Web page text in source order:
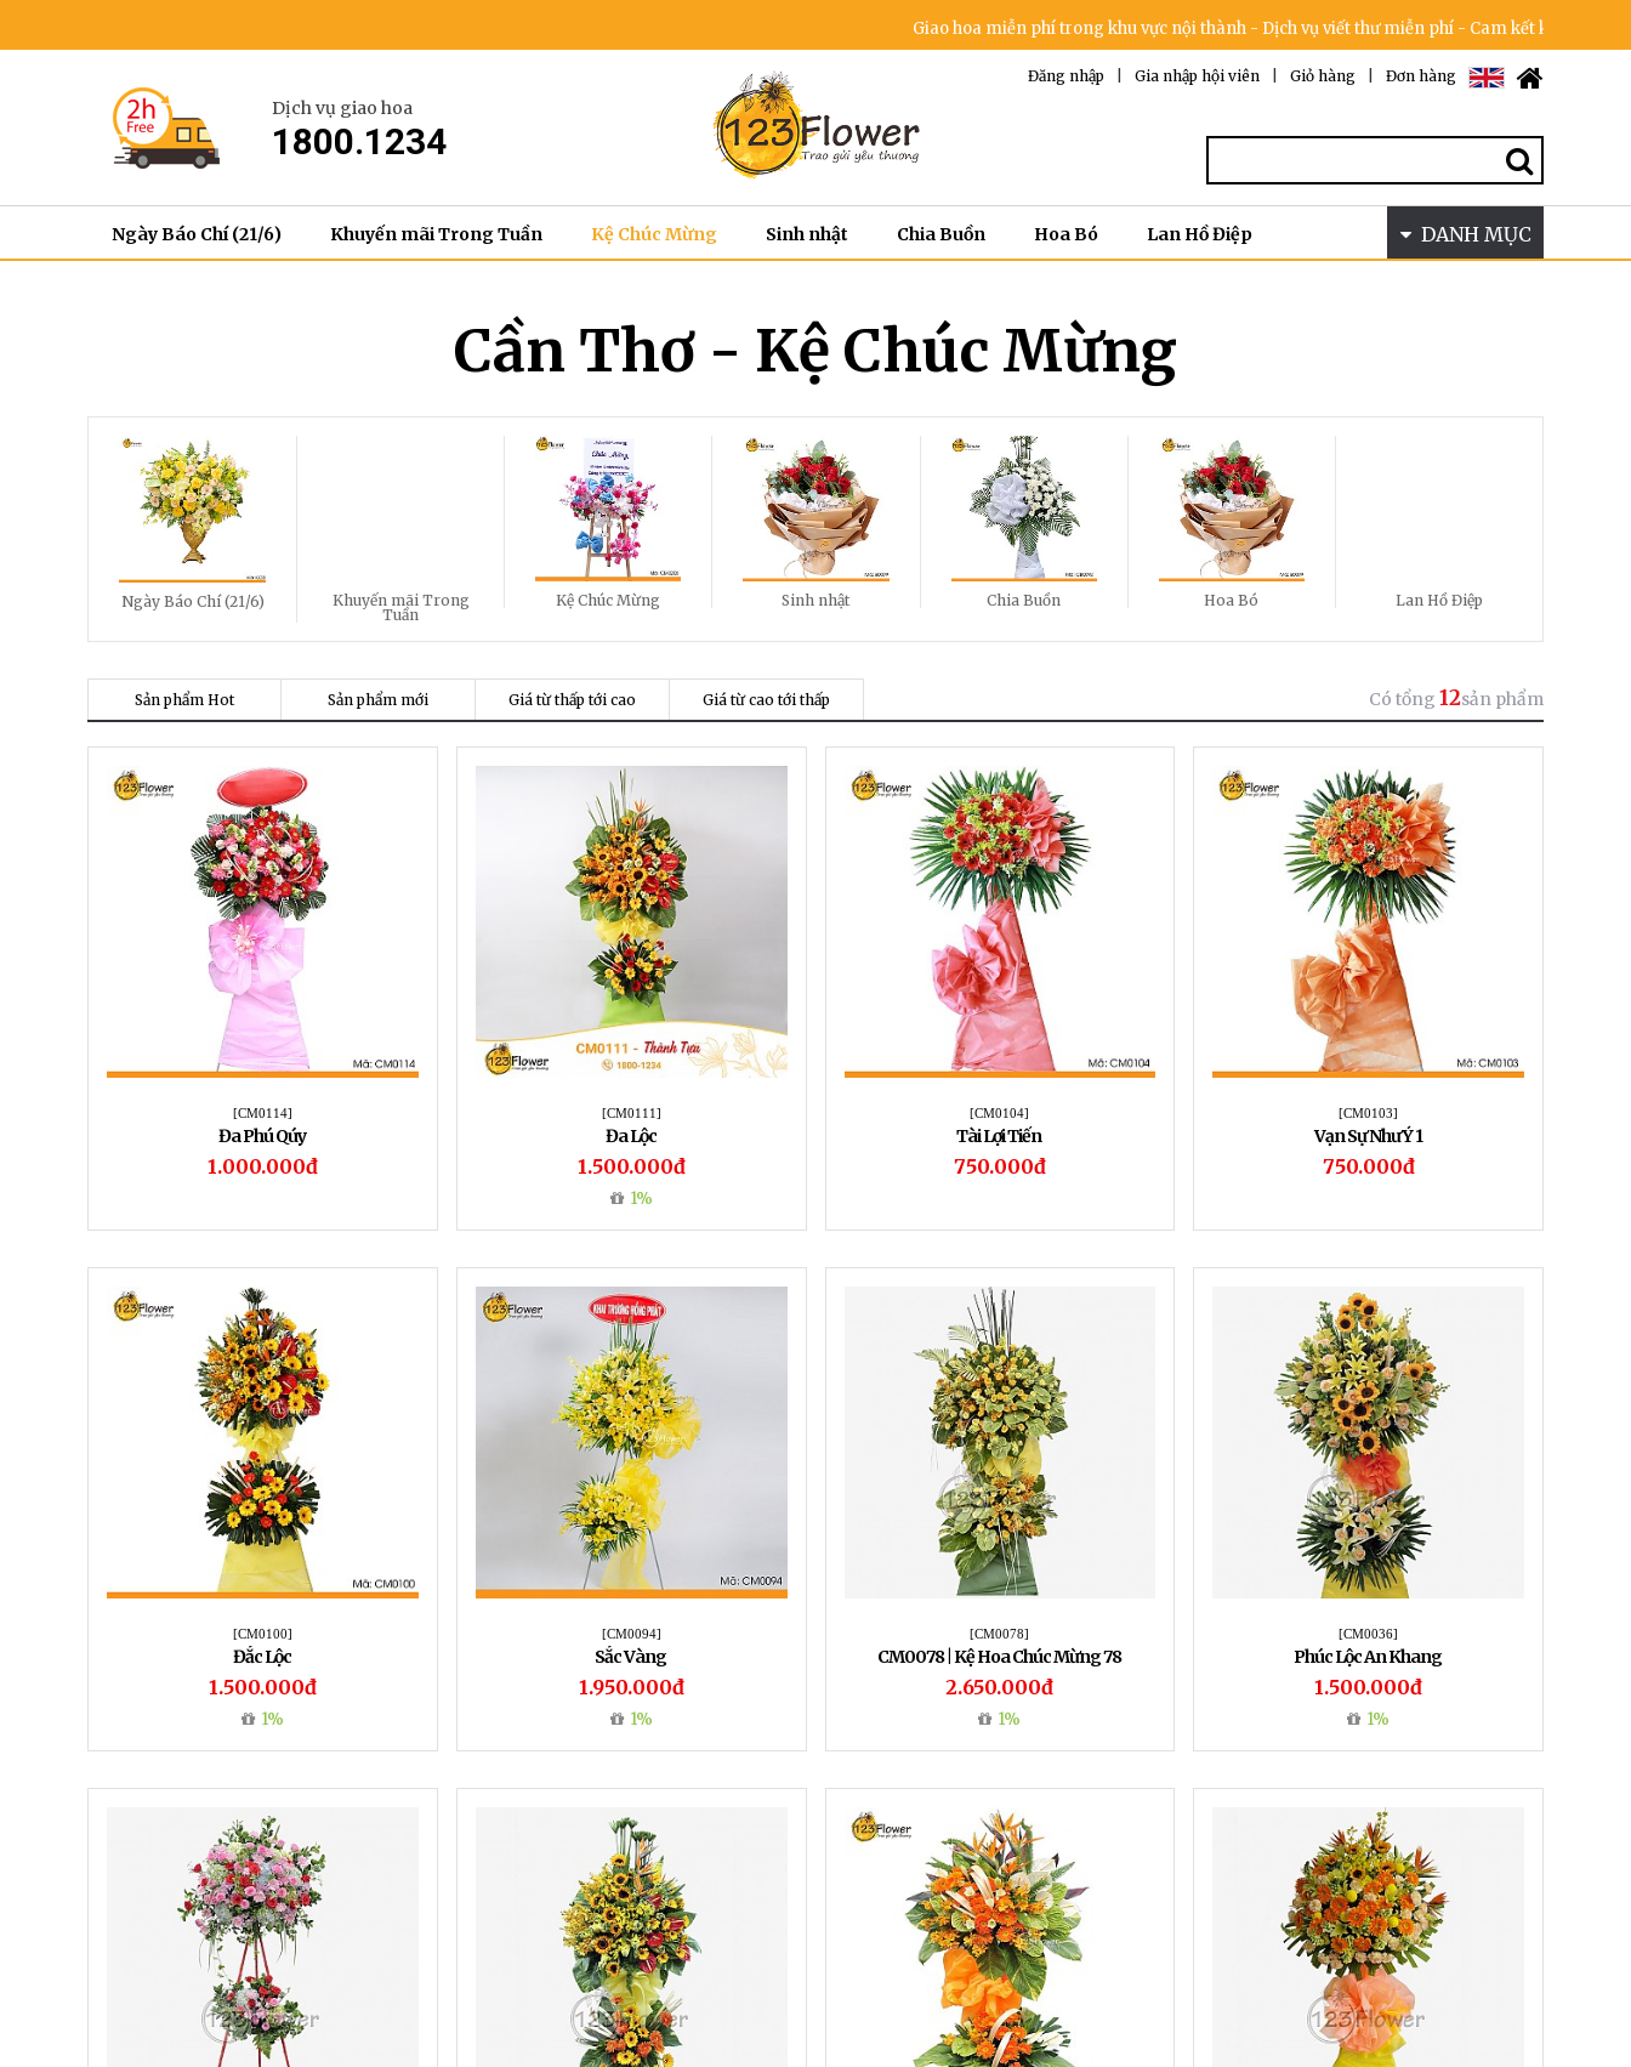
Giao hoa miễn phí trong khu vực nội thành - Dịch vụ viết thư miễn phí - Cam kết không tăng giá trong
Dịch vụ giao hoa
1800.1234
Đơn hàng
Giỏ hàng
Gia nhập hội viên
Đăng nhập
Ngày Báo Chí (21/6) Khuyến mãi Trong Tuần Kệ Chúc Mừng Sinh nhật Chia Buồn Hoa Bó Lan Hồ Điệp DANH MỤC
Cần Thơ - Kệ Chúc Mừng
Ngày Báo Chí (21/6)
Khuyến mãi Trong
Tuần
Kệ Chúc Mừng Sinh nhật Chia Buồn Hoa Bó Lan Hồ Điệp
Sản phẩm Hot Sản phẩm mới Giá từ thấp tới cao Giá từ cao tới thấp Có tổng 12sản phẩm
[CM0114]
Đa Phú Qúy
1.000.000đ
[CM0111]
Đa Lộc
1.500.000đ
1%
[CM0104]
Tài Lợi Tiến
750.000đ
[CM0103]
Vạn Sự Như Ý 1
750.000đ
[CM0100]
Đắc Lộc
1.500.000đ
1%
[CM0094]
Sắc Vàng
1.950.000đ
1%
[CM0078]
CM0078 | Kệ Hoa Chúc Mừng 78
2.650.000đ
1%
[CM0036]
Phúc Lộc An Khang
1.500.000đ
1%